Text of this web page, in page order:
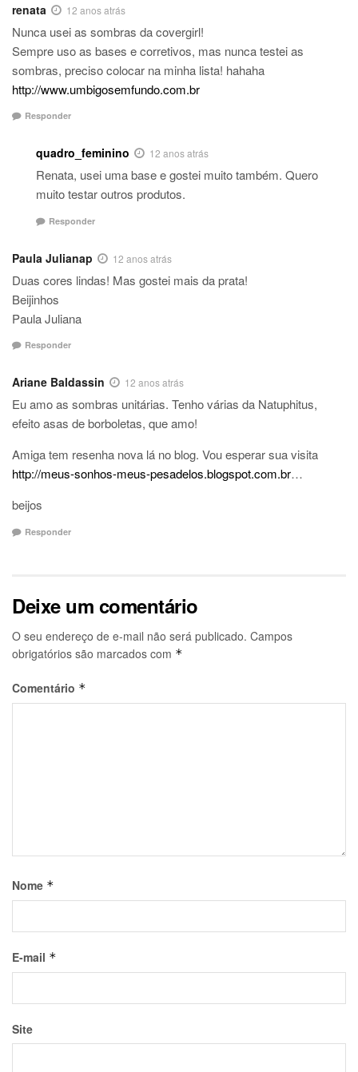
renata 12 anos atrás
Nunca usei as sombras da covergirl!
Sempre uso as bases e corretivos, mas nunca testei as
sombras, preciso colocar na minha lista! hahaha
http://www.umbigosemfundo.com.br
Responder
quadro_feminino 12 anos atrás
Renata, usei uma base e gostei muito também. Quero
muito testar outros produtos.
Responder
Paula Julianap 12 anos atrás
Duas cores lindas! Mas gostei mais da prata!
Beijinhos
Paula Juliana
Responder
Ariane Baldassin 12 anos atrás
Eu amo as sombras unitárias. Tenho várias da Natuphitus,
efeito asas de borboletas, que amo!
Amiga tem resenha nova lá no blog. Vou esperar sua visita
http://meus-sonhos-meus-pesadelos.blogspot.com.br…
beijos
Responder
Deixe um comentário
O seu endereço de e-mail não será publicado. Campos
obrigatórios são marcados com *
Comentário *
Nome *
E-mail *
Site